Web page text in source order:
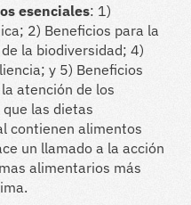
esenciales: 1)
2) Beneficios para la
la biodiversidad; 4)
y 5) Beneficios
atención de los
las dietas
contienen alimentos
un llamado a la acción
alimentarios más